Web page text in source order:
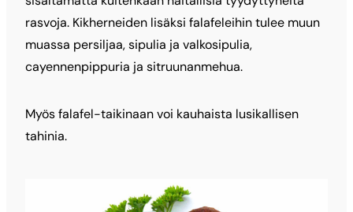
rasvoja. Kikherneiden lisäksi falafeleihin tulee muun
muassa persiljaa, sipulia ja valkosipulia,
cayennenpippuria ja sitruunanmehua.
Myös falafel-taikinaan voi kauhaista lusikallisen
tahinia.